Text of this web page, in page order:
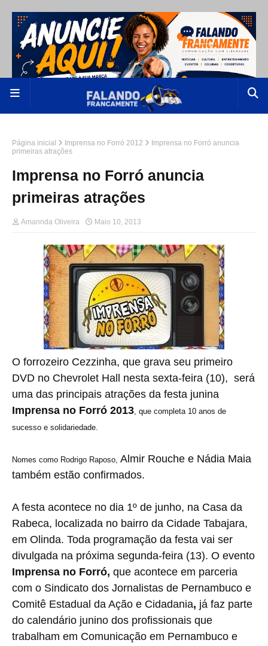
Página inicial Imprensa no Forró 2012
Imprensa no Forró anuncia
primeiras atrações
Imprensa no Forró anuncia
primeiras atrações
Amannda Oliveira Maio 10, 2013
O forrozeiro Cezzinha, que grava seu primeiro
DVD no Chevrolet Hall nesta sexta-feira (10), será
uma das principais atrações da festa junina
Imprensa no Forró 2013, que completa 10 anos de
sucesso e solidariedade.
Nomes como Rodrigo Raposo, Almir Rouche e Nádia Maia
também estão confirmados.
A festa acontece no dia 1º de junho, na Casa da
Rabeca, localizada no bairro da Cidade Tabajara,
em Olinda. Toda programação da festa vai ser
divulgada na próxima segunda-feira (13). O evento
Imprensa no Forró, que acontece em parceria
com o Sindicato dos Jornalistas de Pernambuco e
Comitê Estadual da Ação e Cidadania, já faz parte
do calendário junino dos profissionais que
trabalham em Comunicação em Pernambuco e